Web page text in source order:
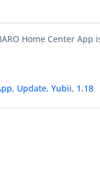
Home Center App
, Update,Yubii, 1.18